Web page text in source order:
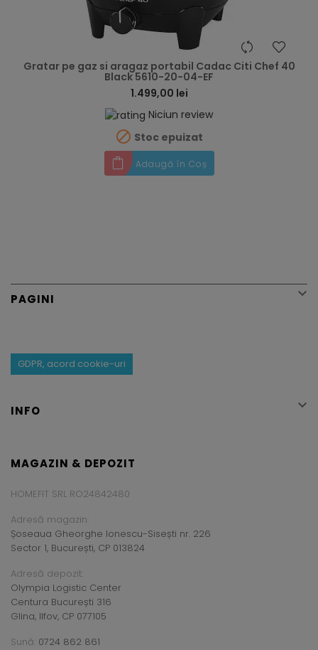
Gratar pe gaz si aragaz portabil Cadac Citi Chef 40
Black 5610-20-04-EF
1.499,00 lei
Niciun review
 Stoc epuizat
Adaugă în Coș
PAGINI 
GDPR, acord cookie-uri
INFO 
MAGAZIN & DEPOZIT
HOMEFIT SRL RO24842480
Adresă magazin:
Șoseaua Gheorghe Ionescu-Sisești nr. 226
Sector 1, București, CP 013824
Adresă depozit:
Olympia Logistic Center
Centura București 316
Glina, Ilfov, CP 077105
Sună: 0724 862 861